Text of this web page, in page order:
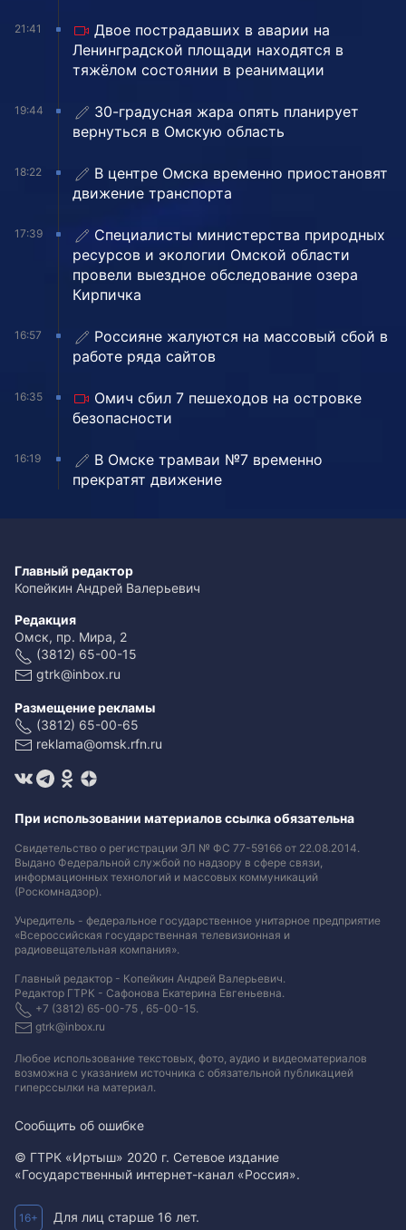
21:41
Двое пострадавших в аварии на
Ленинградской площади находятся в
тяжёлом состоянии в реанимации
19:44
30-градусная жара опять планирует
вернуться в Омскую область
18:22
В центре Омска временно приостановят
движение транспорта
17:39
Специалисты министерства природных
ресурсов и экологии Омской области
провели выездное обследование озера
Кирпичка
16:57
Россияне жалуются на массовый сбой в
работе ряда сайтов
16:35
Омич сбил 7 пешеходов на островке
безопасности
16:19
В Омске трамваи №7 временно
прекратят движение
Главный редактор
Копейкин Андрей Валерьевич
Редакция
Омск, пр. Мира, 2
(3812) 65-00-15
gtrk@inbox.ru
Размещение рекламы
(3812) 65-00-65
reklama@omsk.rfn.ru
При использовании материалов ссылка обязательна
Свидетельство о регистрации ЭЛ № ФС 77-59166 от 22.08.2014.
Выдано Федеральной службой по надзору в сфере связи,
информационных технологий и массовых коммуникаций
(Роскомнадзор).
Учредитель - федеральное государственное унитарное предприятие
«Всероссийская государственная телевизионная и
радиовещательная компания».
Главный редактор - Копейкин Андрей Валерьевич.
Редактор ГТРК - Сафонова Екатерина Евгеньевна.
+7 (3812) 65-00-75 , 65-00-15.
gtrk@inbox.ru
Любое использование текстовых, фото, аудио и видеоматериалов
возможна с указанием источника с обязательной публикацией
гиперссылки на материал.
Сообщить об ошибке
© ГТРК «Иртыш» 2020 г. Сетевое издание
«Государственный интернет-канал «Россия».
16+ Для лиц старше 16 лет.